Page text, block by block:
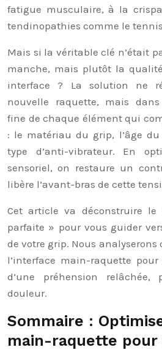
fatigue musculaire, à la
tendinopathies comme le
Mais si la véritable clé n’était
manche, mais plutôt la
interface ? La solution ne
nouvelle raquette, mais
fine de chaque élément qui
: le matériau du grip, l’âge
type d’anti-vibrateur. En
sensoriel, on restaure un
libère l’avant-bras de cette
Cet article va déconstruire
parfaite » pour vous guider
de votre grip. Nous
l’interface main-raquette
d’une préhension relâchée,
douleur.
Sommaire :
main-raquette pour